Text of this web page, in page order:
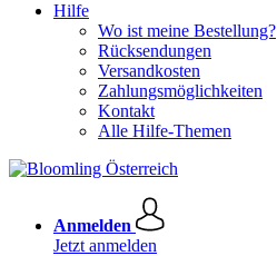
Hilfe
Wo ist meine Bestellung?
Rücksendungen
Versandkosten
Zahlungsmöglichkeiten
Kontakt
Alle Hilfe-Themen
Anmelden
Jetzt anmelden